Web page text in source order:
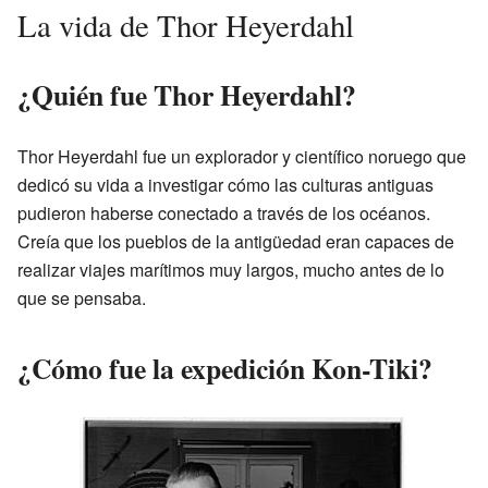
La vida de Thor Heyerdahl
¿Quién fue Thor Heyerdahl?
Thor Heyerdahl fue un explorador y científico noruego que
dedicó su vida a investigar cómo las culturas antiguas
pudieron haberse conectado a través de los océanos.
Creía que los pueblos de la antigüedad eran capaces de
realizar viajes marítimos muy largos, mucho antes de lo
que se pensaba.
¿Cómo fue la expedición Kon-Tiki?